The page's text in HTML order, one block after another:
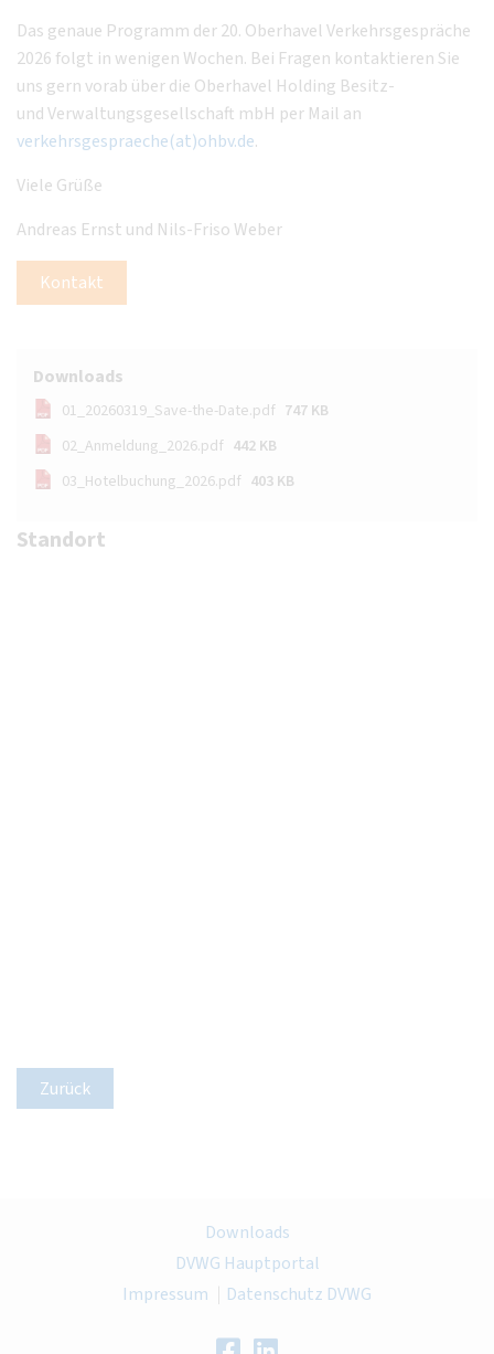
Das genaue Programm der 20. Oberhavel Verkehrsgespräche
2026 folgt in wenigen Wochen. Bei Fragen kontaktieren Sie
uns gern vorab über die Oberhavel Holding Besitz-
und Verwaltungsgesellschaft mbH per Mail an
verkehrsgespraeche(at)ohbv.de.
Viele Grüße
Andreas Ernst und Nils-Friso Weber
Kontakt
Downloads
01_20260319_Save-the-Date.pdf 747 KB
02_Anmeldung_2026.pdf 442 KB
03_Hotelbuchung_2026.pdf 403 KB
Standort
Zurück
Downloads
DVWG Hauptportal
Impressum
Datenschutz DVWG